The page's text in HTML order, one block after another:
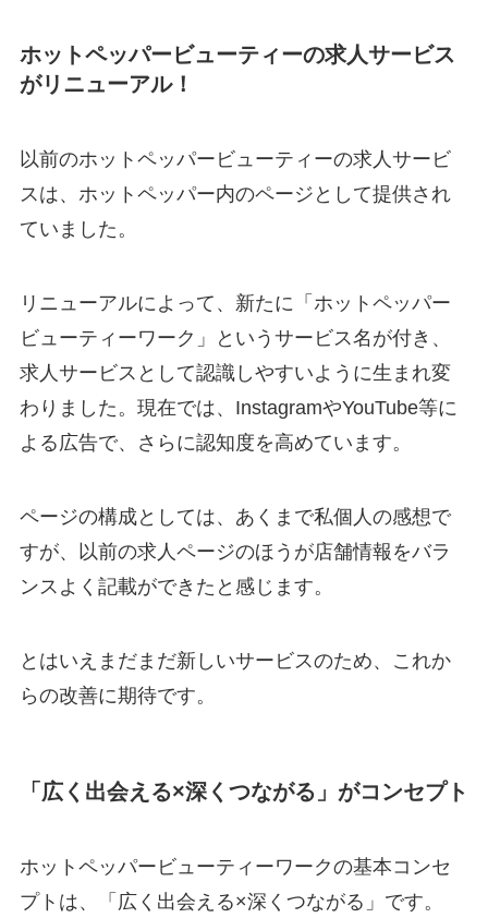
ホットペッパービューティーの求人サービス
がリニューアル！
以前のホットペッパービューティーの求人サービ
スは、ホットペッパー内のページとして提供され
ていました。
リニューアルによって、新たに「ホットペッパー
ビューティーワーク」というサービス名が付き、
求人サービスとして認識しやすいように生まれ変
わりました。現在では、InstagramやYouTube等に
よる広告で、さらに認知度を高めています。
ページの構成としては、あくまで私個人の感想で
すが、以前の求人ページのほうが店舗情報をバラ
ンスよく記載ができたと感じます。
とはいえまだまだ新しいサービスのため、これか
らの改善に期待です。
「広く出会える×深くつながる」がコンセプト
ホットペッパービューティーワークの基本コンセ
プトは、「広く出会える×深くつながる」です。